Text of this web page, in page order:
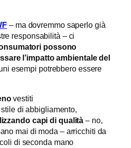
– ma dovremmo saperlo già
responsabilità – ci
possono
l’impatto ambientale del
esempi potrebbero essere
vestiti
di abbigliamento,
capi di qualità– no,
mai di moda – arricchiti da
di seconda mano